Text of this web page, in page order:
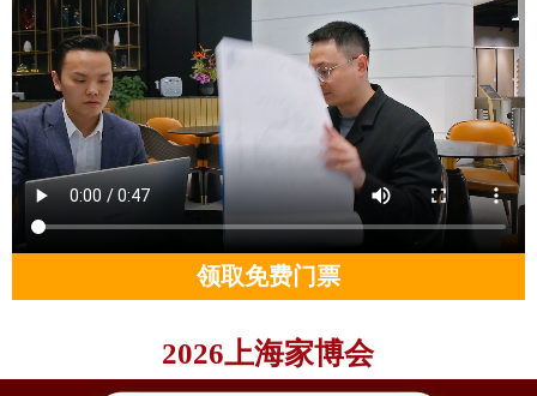
领取免费门票
2026上海家博会